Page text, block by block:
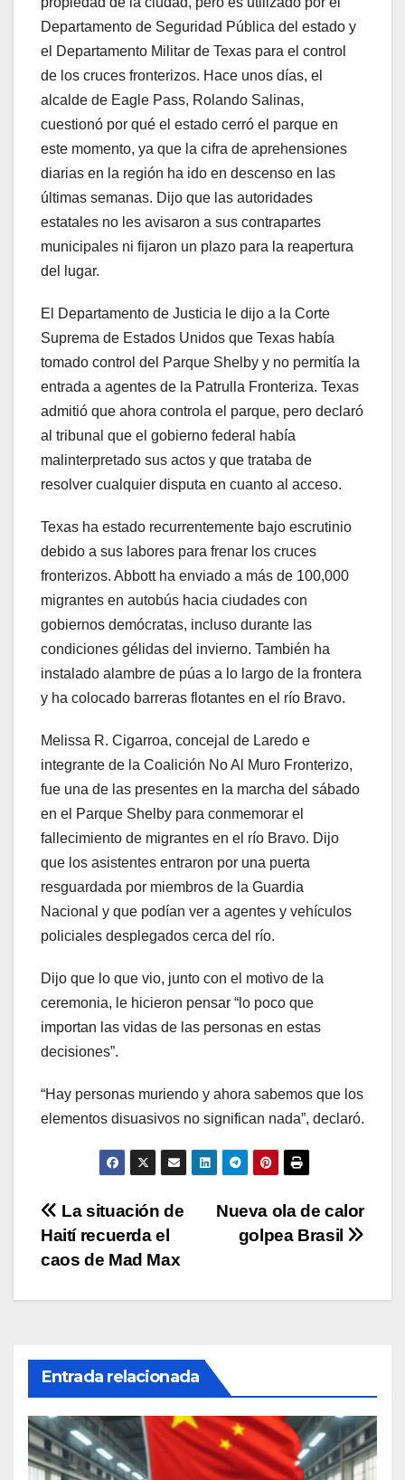
Departamento de Seguridad Pública del estado y
el Departamento Militar de Texas para el control
de los cruces fronterizos. Hace unos días, el
alcalde de Eagle Pass, Rolando Salinas,
cuestionó por qué el estado cerró el parque en
este momento, ya que la cifra de aprehensiones
diarias en la región ha ido en descenso en las
últimas semanas. Dijo que las autoridades
estatales no les avisaron a sus contrapartes
municipales ni fijaron un plazo para la reapertura
del lugar.
El Departamento de Justicia le dijo a la Corte
Suprema de Estados Unidos que Texas había
tomado control del Parque Shelby y no permitía la
entrada a agentes de la Patrulla Fronteriza. Texas
admitió que ahora controla el parque, pero declaró
al tribunal que el gobierno federal había
malinterpretado sus actos y que trataba de
resolver cualquier disputa en cuanto al acceso.
Texas ha estado recurrentemente bajo escrutinio
debido a sus labores para frenar los cruces
fronterizos. Abbott ha enviado a más de 100,000
migrantes en autobús hacia ciudades con
gobiernos demócratas, incluso durante las
condiciones gélidas del invierno. También ha
instalado alambre de púas a lo largo de la frontera
y ha colocado barreras flotantes en el río Bravo.
Melissa R. Cigarroa, concejal de Laredo e
integrante de la Coalición No Al Muro Fronterizo,
fue una de las presentes en la marcha del sábado
en el Parque Shelby para conmemorar el
fallecimiento de migrantes en el río Bravo. Dijo
que los asistentes entraron por una puerta
resguardada por miembros de la Guardia
Nacional y que podían ver a agentes y vehículos
policiales desplegados cerca del río.
Dijo que lo que vio, junto con el motivo de la
ceremonia, le hicieron pensar “lo poco que
importan las vidas de las personas en estas
decisiones”.
“Hay personas muriendo y ahora sabemos que los
elementos disuasivos no significan nada”, declaró.
Navegación
de
entradas
Nueva ola de calor
golpea Brasil
La situación de
Haití recuerda el
caos de Mad Max
Entrada relacionada